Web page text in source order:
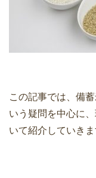
この記事では、備
いう疑問を中心に
いて紹介していきま